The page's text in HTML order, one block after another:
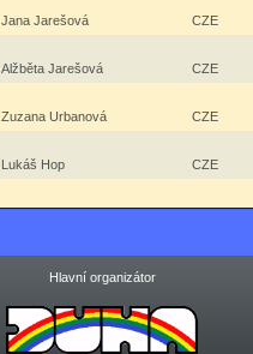
Jana Jarešová CZE
Alžběta Jarešová CZE
Zuzana Urbanová CZE
Lukáš Hop CZE
Hlavní organizátor